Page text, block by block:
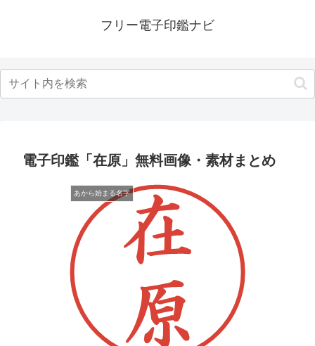
フリー電子印鑑ナビ
電子印鑑「在原」無料画像・素材まとめ
あから始まる名字